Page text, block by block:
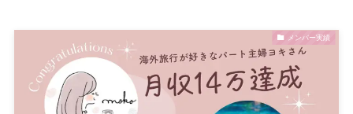
メンバー実績